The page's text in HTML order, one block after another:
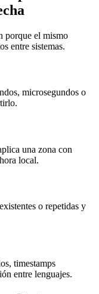
porque el mismo
entre sistemas.
microsegundos o
una zona con
local.
o repetidas y
timestamps
entre lenguajes.